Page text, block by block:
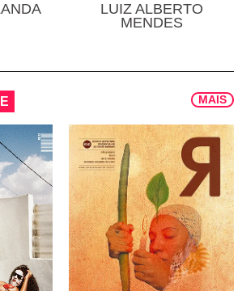
LUIZ ALBERTO
MENDES
MAIS